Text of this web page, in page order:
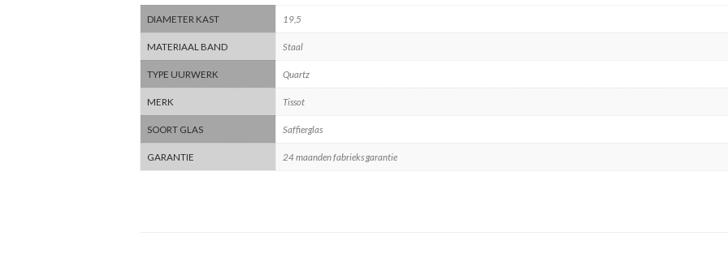
DIAMETER KAST 19,5
MATERIAAL BAND Staal
TYPE UURWERK Quartz
MERK Tissot
SOORT GLAS Saffierglas
GARANTIE 24 maanden fabrieks garantie